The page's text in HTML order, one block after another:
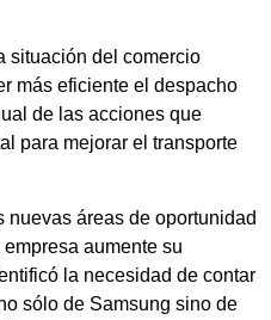
situación del comercio
más eficiente el despacho
de las acciones que
para mejorar el transporte
nuevas áreas de oportunidad
aumente su
la necesidad de contar
sólo de Samsung sino de